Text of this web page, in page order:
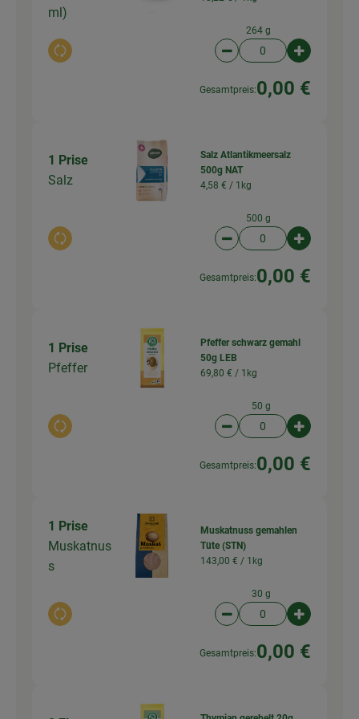
ml)
Auswahl ändern
264 g
Artikelanzahl
Gesamtpreis:0,00 €
1 Prise
Salz
Auswahl ändern
Salz Atlantikmeersalz
500g NAT
4,58 € / 1kg
500 g
Artikelanzahl
Gesamtpreis:0,00 €
1 Prise
Pfeffer
Auswahl ändern
Pfeffer schwarz gemahl
50g LEB
69,80 € / 1kg
50 g
Artikelanzahl
Gesamtpreis:0,00 €
1 Prise
Muskatnus
s
Auswahl ändern
Muskatnuss gemahlen
Tüte (STN)
143,00 € / 1kg
30 g
Artikelanzahl
Gesamtpreis:0,00 €